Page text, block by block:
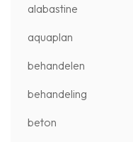
alabastine
aquaplan
behandelen
behandeling
beton